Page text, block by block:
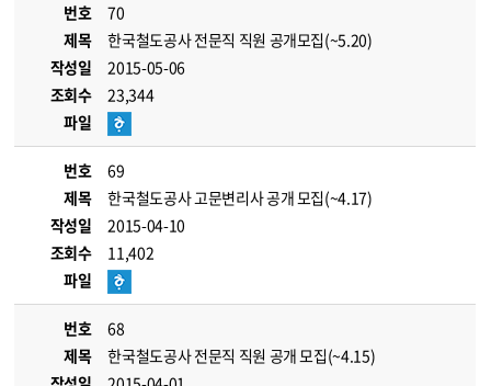
번호
70
제목
한국철도공사 전문직 직원 공개모집(~5.20)
작성일
2015-05-06
조회수
23,344
파일
번호
69
제목
한국철도공사 고문변리사 공개 모집(~4.17)
작성일
2015-04-10
조회수
11,402
파일
번호
68
제목
한국철도공사 전문직 직원 공개 모집(~4.15)